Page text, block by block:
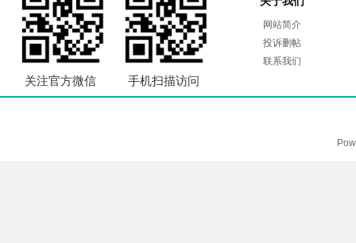
关注官方微信 手机扫描访问
网站简介
投诉删帖
联系我们